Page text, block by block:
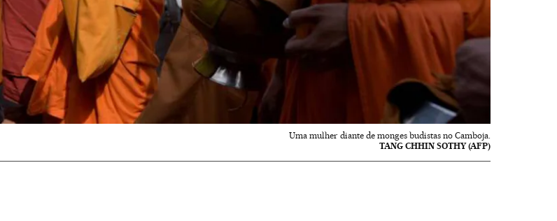
Uma mulher diante de monges budistas no Camboja.
TANG CHHIN SOTHY (AFP)